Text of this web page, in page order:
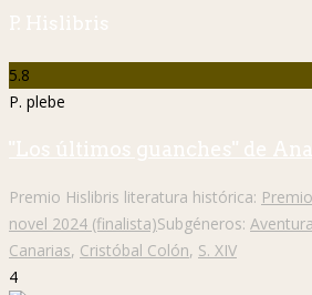
P. Hislibris
5.8
P. plebe
"Los últimos guanches" de
Premio Hislibris literatura histórica:
novel 2024 (finalista)Subgéneros:
Canarias, Cristóbal Colón, S. XIV
4